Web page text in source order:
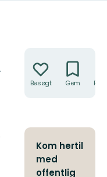
Besøgt Gem
Kom hertil
med
offentlig